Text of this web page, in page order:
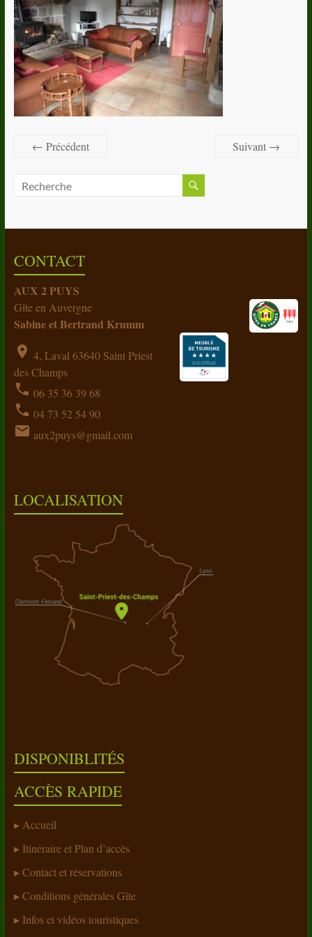
← Précédent Suivant →
CONTACT
AUX 2 PUYS
Gîte en Auvergne
Sabine et Bertrand Krumm
location_on 4, Laval 63640 Saint Priest
des Champs
phone 06 35 36 39 68
phone 04 73 52 54 90
email aux2puys@gmail.com
LOCALISATION
DISPONIBLITÉS
ACCÈS RAPIDE
Accueil
Itinéraire et Plan d’accès
Contact et réservations
Conditions générales Gîte
Infos et vidéos touristiques